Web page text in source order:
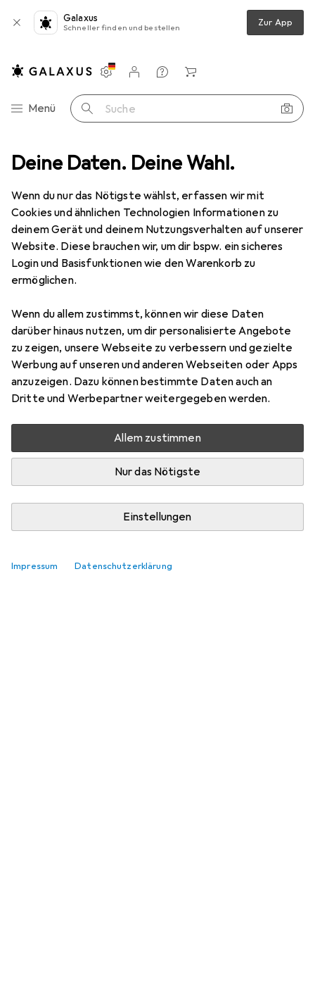
Deine Daten. Deine Wahl.
Wenn du nur das Nötigste wählst, erfassen wir mit
Cookies und ähnlichen Technologien Informationen zu
deinem Gerät und deinem Nutzungsverhalten auf unserer
Website. Diese brauchen wir, um dir bspw. ein sicheres
Login und Basisfunktionen wie den Warenkorb zu
ermöglichen.
Wenn du allem zustimmst, können wir diese Daten
darüber hinaus nutzen, um dir personalisierte Angebote
zu zeigen, unsere Webseite zu verbessern und gezielte
Werbung auf unseren und anderen Webseiten oder Apps
anzuzeigen. Dazu können bestimmte Daten auch an
Dritte und Werbepartner weitergegeben werden.
Allem zustimmen
Nur das Nötigste
Einstellungen
Impressum Datenschutzerklärung
Galaxus
Schneller finden und bestellen Zur App
Navigation nach Kategorien
Menü Suche
Einstellungen
Kundenkonto
Vergleichslisten
Merklisten
Warenkorb
QW Produktbewertungen Qualität schnell gut gepackt
EUR
49,33
Black & DeckerDustbuster
NVC220WC-QW
Bewertung für Black & Decker
Dustbuster NVC220WC-QW
erol_pal
vor 2 Jahren
hat dieses Produkt gekauft
Qualität schnell gut gepackt
E. Palanci
Vielmals bestellt und immer gut angekommen und gute
Findest du was du wünscht